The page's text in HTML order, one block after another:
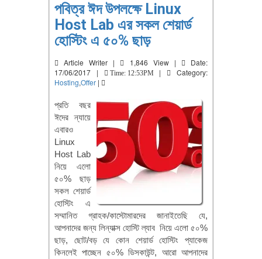
পবিত্র ঈদ উপলক্ষে Linux
Host Lab এর সকল শেয়ার্ড
হোস্টিং এ ৫০% ছাড়
Article Writer | 1,846 View |
Date:
17/06/2017 |
Time: 12:53PM |
Category:
Hosting,Offer |
প্রতি বছর
ঈদের ন্যায়ে
এবারও
Linux
Host Lab
নিয়ে এলো
৫০% ছাড়
সকল শেয়ার্ড
হোস্টিং এ
সম্মানিত গ্রাহক/কাস্টোমারদের জানাইতেছি যে,
আপনাদের জন্য লিন্যাক্স হোস্টি ল্যাব নিয়ে এলো ৫০%
ছাড়, ছোট/বড় যে কোন শেয়ার্ড হোস্টিং প্যাকেজ
কিনলেই পাচ্ছেন ৫০% ডিসকাউন্ট, আরো আপনাদের